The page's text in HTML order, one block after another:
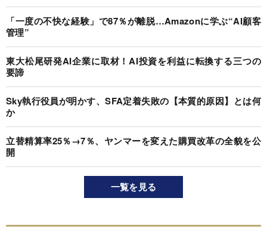
「一度の不快な経験」で87％が離脱…Amazonに学ぶ“AI顧客
管理”
東大松尾研発AI企業に取材！AI投資を利益に転換する三つの
要諦
Sky執行役員が明かす、SFA定着失敗の【本質的原因】とは何
か
立替精算率25％→7％、ヤンマーを変えた購買改革の全貌を公
開
一覧を見る